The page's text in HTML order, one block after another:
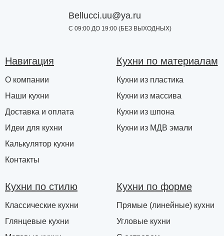
Bellucci.uu@ya.ru
С 09:00 ДО 19:00 (БЕЗ ВЫХОДНЫХ)
Навигация
О компании
Наши кухни
Доставка и оплата
Идеи для кухни
Калькулятор кухни
Контакты
Кухни по материалам
Кухни из пластика
Кухни из массива
Кухни из шпона
Кухни из МДВ эмали
Кухни по стилю
Классические кухни
Глянцевые кухни
Кухни по форме
Прямые (линейные) кухни
Угловые кухни